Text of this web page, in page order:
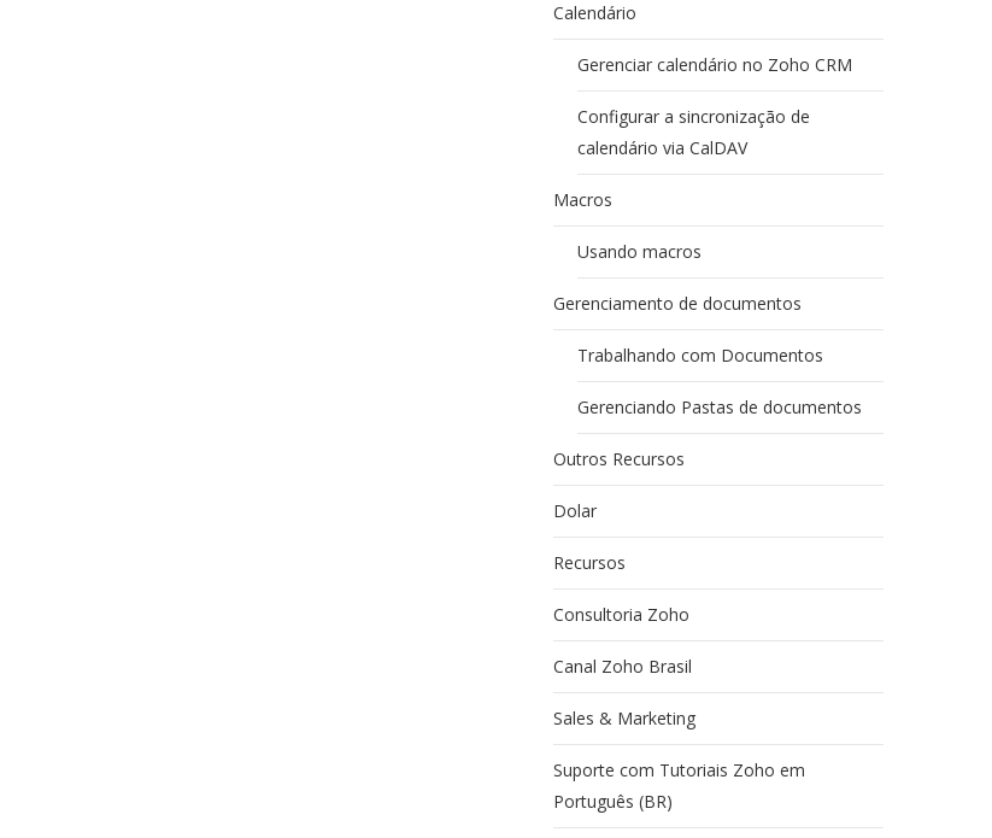
Calendário
Gerenciar calendário no Zoho CRM
Configurar a sincronização de
calendário via CalDAV
Macros
Usando macros
Gerenciamento de documentos
Trabalhando com Documentos
Gerenciando Pastas de documentos
Outros Recursos
Dolar
Recursos
Consultoria Zoho
Canal Zoho Brasil
Sales & Marketing
Suporte com Tutoriais Zoho em
Português (BR)